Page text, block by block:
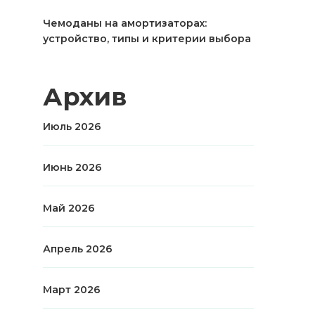
Чемоданы на амортизаторах:
устройство, типы и критерии выбора
Архив
Июль 2026
Июнь 2026
Май 2026
Апрель 2026
Март 2026